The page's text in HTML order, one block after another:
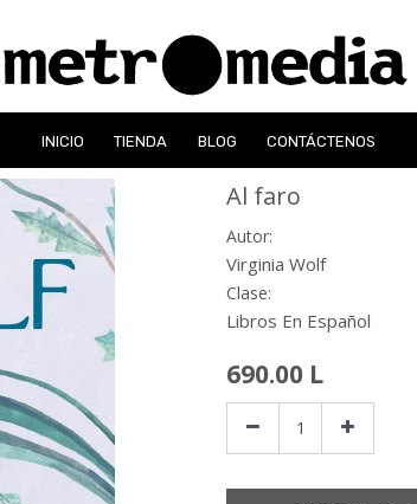
INICIO TIENDA BLOG CONTÁCTENOS
Al faro
Autor:
Virginia Wolf
Clase:
Libros En Español
690.00 L